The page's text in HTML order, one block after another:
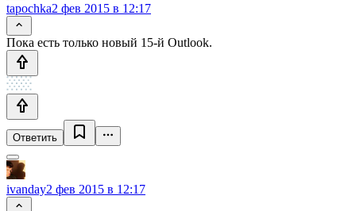
tapochka2 фев 2015 в 12:17
Пока есть только новый 15-й Outlook.
Ответить
ivanday2 фев 2015 в 12:17